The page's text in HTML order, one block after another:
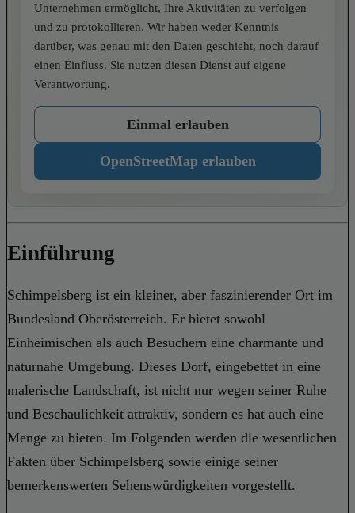
Unternehmen ermöglicht, Ihre Aktivitäten zu verfolgen
und zu protokollieren. Wir haben weder Kenntnis
darüber, was genau mit den Daten geschieht, noch darauf
einen Einfluss. Sie nutzen diesen Dienst auf eigene
Verantwortung.
Einmal erlauben
OpenStreetMap erlauben
Einführung
Schimpelsberg ist ein kleiner, aber faszinierender Ort im
Bundesland Oberösterreich. Er bietet sowohl
Einheimischen als auch Besuchern eine charmante und
naturnahe Umgebung. Dieses Dorf, eingebettet in eine
malerische Landschaft, ist nicht nur wegen seiner Ruhe
und Beschaulichkeit attraktiv, sondern es hat auch eine
Menge zu bieten. Im Folgenden werden die wesentlichen
Fakten über Schimpelsberg sowie einige seiner
bemerkenswerten Sehenswürdigkeiten vorgestellt.